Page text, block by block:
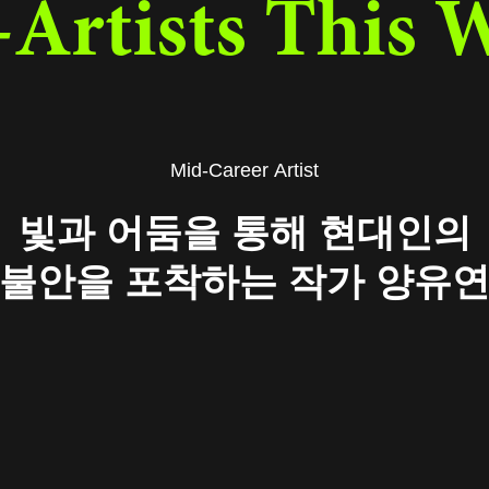
This
Mid-Career Artist
빛과 어둠을 통해 현대인의
불안을 포착하는 작가 양유연